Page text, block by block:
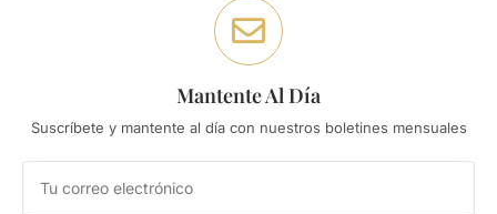
Mantente Al Día
Suscríbete y mantente al día con nuestros boletines mensuales